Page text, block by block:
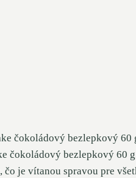
čokoládový bezlepkový 60
čokoládový bezlepkový 60
čo je vítanou spravou pre